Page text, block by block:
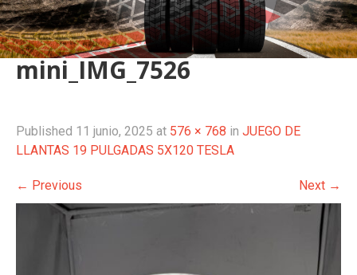
mini_IMG_7526
Published 11 junio, 2025 at 576 × 768 in JUEGO DE
LLANTAS 19 PULGADAS 5X120 TESLA
← Previous Next →